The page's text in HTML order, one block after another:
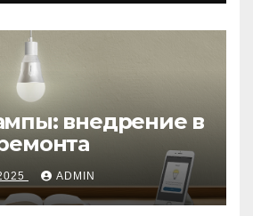
внедрение в
ADMIN